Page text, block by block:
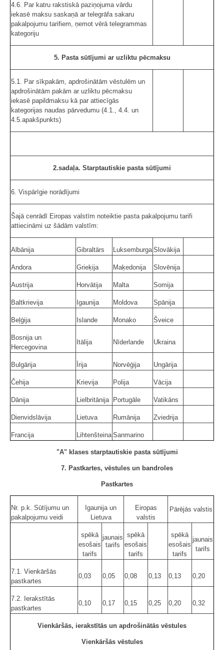
4.6. Par katru rakstiskā paziņojuma vārdu
iekasē maksu saskaņā ar telegrāfa sakaru
pakalpojumu tarifiem, ņemot vērā telegrammas
kategoriju
5. Pasta sūtījumi ar uzliktu pēcmaksu
5.1. Par sīkpakām, apdrošinātām vēstulēm un
apdrošinātām pakām ar uzliktu pēcmaksu
iekasē papildmaksu kā par attiecīgās
kategorijas naudas pārvedumu (4.1., 4.4. un
4.5.apakšpunkts)
2.sadaļa. Starptautiskie pasta sūtījumi
6. Vispārīgie norādījumi
Šajā cenrādī Eiropas valstīm noteiktie pasta pakalpojumu tarifi
attiecināmi uz šādām valstīm:
Albānija Gibraltārs Luksemburga Slovākija
Andora Grieķija Maķedonija Slovēnija
Austrija Horvātija Malta Somija
Baltkrievija Igaunija Moldova Spānija
Beļģija Islande Monako Šveice
Bosnija un
Hercegovina
Itālija Nīderlande Ukraina
Bulgārija Īrija Norvēģija Ungārija
Čehija Krievija Polija Vācija
Dānija Lielbritānija Portugāle Vatikāns
Dienvidslāvija Lietuva Rumānija Zviedrija
Francija Lihtenšteina Sanmarino
"A" klases starptautiskie pasta sūtījumi
7. Pastkartes, vēstules un bandroles
Pastkartes
Nr. p.k. Sūtījumu un
pakalpojumu veidi
Igaunija un
Lietuva
Eiropas
valstis
Pārējās valstis
spēkā
esošais
tarifs
jaunais
tarifs
spēkā
esošais
tarifs
spēkā
esošais
tarifs
jaunais
tarifs
7.1. Vienkāršās
pastkartes
0,03 0,05 0,08 0,13 0,13 0,20
7.2. Ierakstītās
pastkartes
0,10 0,17 0,15 0,25 0,20 0,32
Vienkāršās, ierakstītās un apdrošinātās vēstules
Vienkāršās vēstules